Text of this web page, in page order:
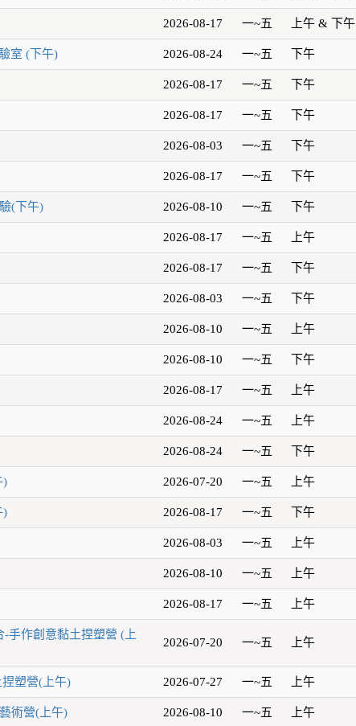
2026-08-17 一~五 上午 & 下午
室 (下午) 2026-08-24 一~五 下午
2026-08-17 一~五 下午
2026-08-17 一~五 下午
2026-08-03 一~五 下午
2026-08-17 一~五 下午
(下午) 2026-08-10 一~五 下午
2026-08-17 一~五 上午
2026-08-17 一~五 下午
2026-08-03 一~五 下午
2026-08-10 一~五 上午
2026-08-10 一~五 下午
2026-08-17 一~五 上午
2026-08-24 一~五 上午
2026-08-24 一~五 下午
) 2026-07-20 一~五 上午
) 2026-08-17 一~五 下午
2026-08-03 一~五 上午
2026-08-10 一~五 上午
2026-08-17 一~五 上午
手作創意黏土捏塑營 (上
2026-07-20 一~五 上午
塑營(上午) 2026-07-27 一~五 上午
術營(上午) 2026-08-10 一~五 上午